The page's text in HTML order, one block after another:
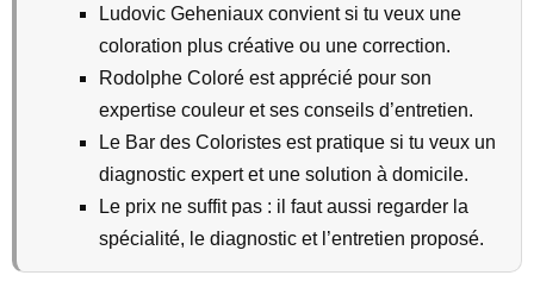
Ludovic Geheniaux convient si tu veux une
coloration plus créative ou une correction.
Rodolphe Coloré est apprécié pour son
expertise couleur et ses conseils d’entretien.
Le Bar des Coloristes est pratique si tu veux un
diagnostic expert et une solution à domicile.
Le prix ne suffit pas : il faut aussi regarder la
spécialité, le diagnostic et l’entretien proposé.